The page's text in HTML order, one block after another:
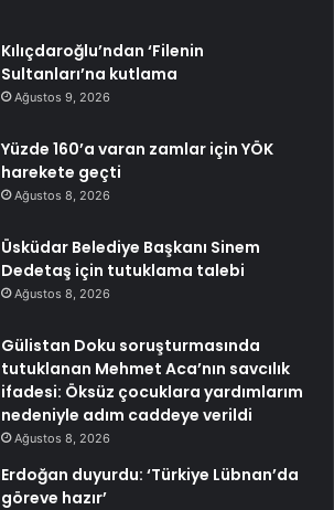
Kılıçdaroğlu’ndan ‘Filenin
Sultanları’na kutlama
Ağustos 9, 2026
Yüzde 160’a varan zamlar için YÖK
harekete geçti
Ağustos 8, 2026
Üsküdar Belediye Başkanı Sinem
Dedetaş için tutuklama talebi
Ağustos 8, 2026
Gülistan Doku soruşturmasında
tutuklanan Mehmet Aca’nın savcılık
ifadesi: Öksüz çocuklara yardımlarım
nedeniyle adım caddeye verildi
Ağustos 8, 2026
Erdoğan duyurdu: ‘Türkiye Lübnan’da
göreve hazır’